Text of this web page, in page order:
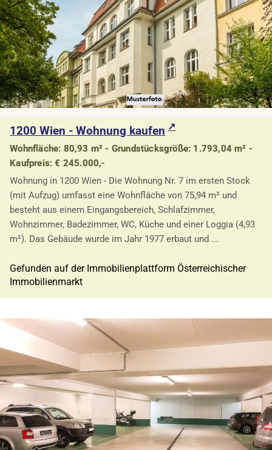
1200 Wien - Wohnung kaufen
Wohnfläche: 80,93 m² - Grundstücksgröße: 1.793,04 m² -
Kaufpreis: € 245.000,-
Wohnung in 1200 Wien - Die Wohnung Nr. 7 im ersten Stock
(mit Aufzug) umfasst eine Wohnfläche von 75,94 m² und
besteht aus einem Eingangsbereich, Schlafzimmer,
Wohnzimmer, Badezimmer, WC, Küche und einer Loggia (4,93
m²). Das Gebäude wurde im Jahr 1977 erbaut und ...
Gefunden auf der Immobilienplattform Österreichischer
Immobilienmarkt